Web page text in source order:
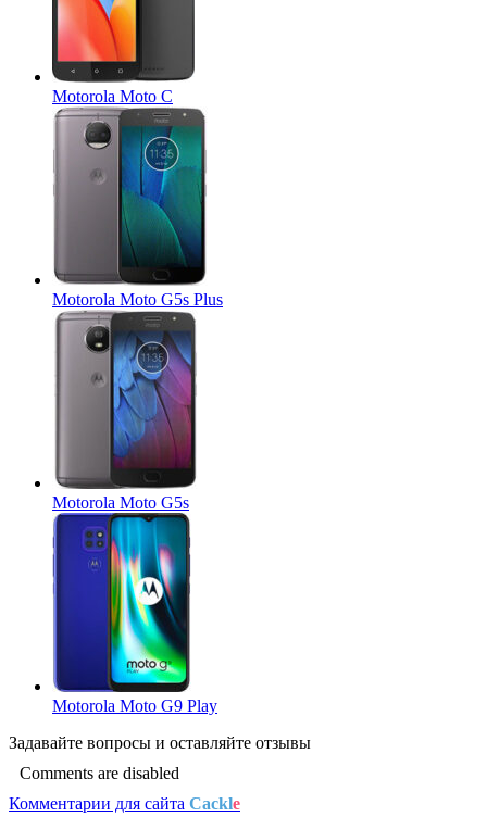
Motorola Moto C
Motorola Moto G5s Plus
Motorola Moto G5s
Motorola Moto G9 Play
Задавайте вопросы и оставляйте отзывы
Comments are disabled
Комментарии для сайта Cackle